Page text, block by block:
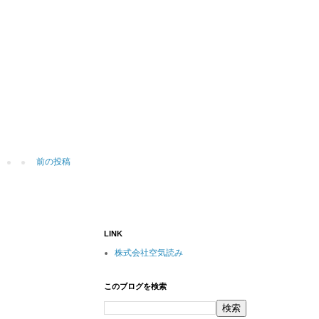
前の投稿
LINK
株式会社空気読み
このブログを検索